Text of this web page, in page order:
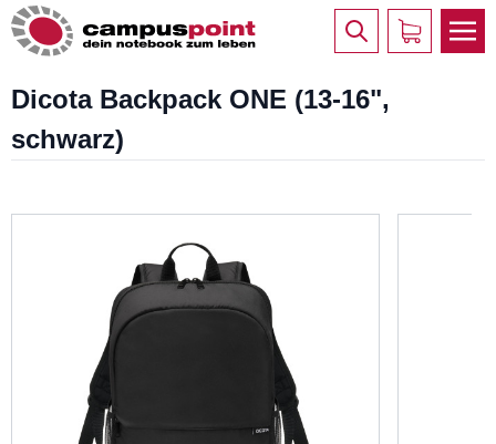
Dicota Backpack ONE (13-16",
schwarz)